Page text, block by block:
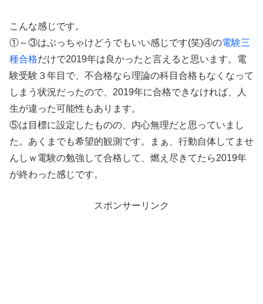
こんな感じです。
①～③はぶっちゃけどうでもいい感じです(笑)④の電験三
種合格だけで2019年は良かったと言えると思います。電
験受験３年目で、不合格なら理論の科目合格もなくなって
しまう状況だったので、2019年に合格できなければ、人
生が違った可能性もあります。
⑤は目標に設定したものの、内心無理だと思っていまし
た。あくまでも希望的観測です。まぁ、行動自体してませ
んしｗ電験の勉強して合格して、燃え尽きてたら2019年
が終わった感じです。
スポンサーリンク